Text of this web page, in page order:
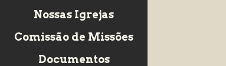
Nossas Igrejas
Comissão de Missões
Documentos